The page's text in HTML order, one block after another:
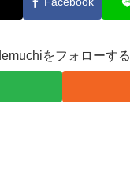
をフォローする